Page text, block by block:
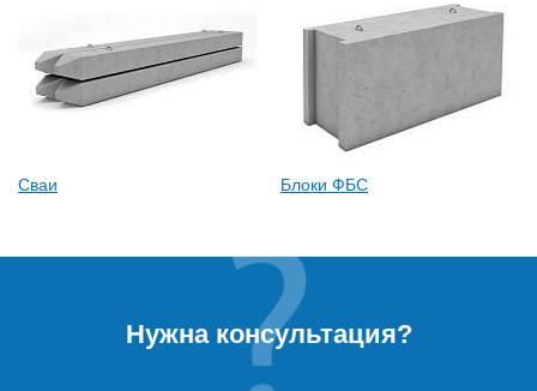
Сваи Блоки ФБС
Нужна консультация?